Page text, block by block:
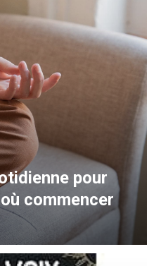
pour
commencer